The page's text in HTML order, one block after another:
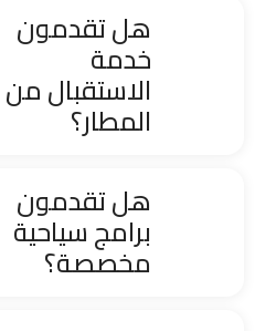
هل تقدمون
خدمة
الاستقبال من
المطار؟
هل تقدمون
برامج سياحية
مخصصة؟